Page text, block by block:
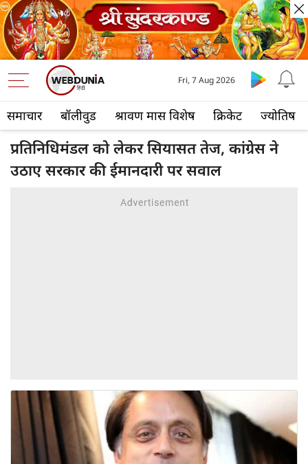
समाचार बॉलीवुड श्रावण मास विशेष क्रिकेट ज्योतिष
Fri, 7 Aug 2026
प्रतिनिधिमंडल को लेकर सियासत तेज, कांग्रेस ने
उठाए सरकार की ईमानदारी पर सवाल